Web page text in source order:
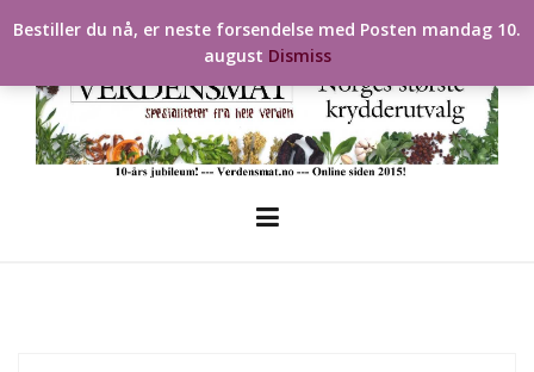
toBestiller du nå, er neste forsendelse med Posten mandag 10.
august Dismiss